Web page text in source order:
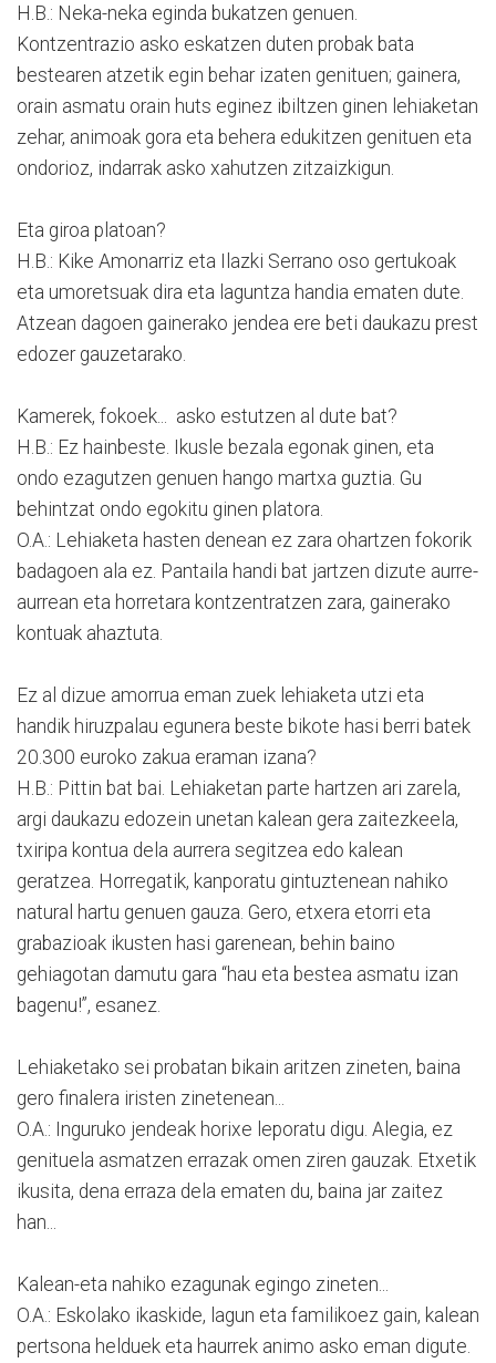
H.B.: Neka-neka eginda bukatzen genuen.
Kontzentrazio asko eskatzen duten probak bata
bestearen atzetik egin behar izaten genituen; gainera,
orain asmatu orain huts eginez ibiltzen ginen lehiaketan
zehar, animoak gora eta behera edukitzen genituen eta
ondorioz, indarrak asko xahutzen zitzaizkigun.
Eta giroa platoan?
H.B.: Kike Amonarriz eta Ilazki Serrano oso gertukoak
eta umoretsuak dira eta laguntza handia ematen dute.
Atzean dagoen gainerako jendea ere beti daukazu prest
edozer gauzetarako.
Kamerek, fokoek... asko estutzen al dute bat?
H.B.: Ez hainbeste. Ikusle bezala egonak ginen, eta
ondo ezagutzen genuen hango martxa guztia. Gu
behintzat ondo egokitu ginen platora.
O.A.: Lehiaketa hasten denean ez zara ohartzen fokorik
badagoen ala ez. Pantaila handi bat jartzen dizute aurre-
aurrean eta horretara kontzentratzen zara, gainerako
kontuak ahaztuta.
Ez al dizue amorrua eman zuek lehiaketa utzi eta
handik hiruzpalau egunera beste bikote hasi berri batek
20.300 euroko zakua eraman izana?
H.B.: Pittin bat bai. Lehiaketan parte hartzen ari zarela,
argi daukazu edozein unetan kalean gera zaitezkeela,
txiripa kontua dela aurrera segitzea edo kalean
geratzea. Horregatik, kanporatu gintuztenean nahiko
natural hartu genuen gauza. Gero, etxera etorri eta
grabazioak ikusten hasi garenean, behin baino
gehiagotan damutu gara “hau eta bestea asmatu izan
bagenu!”, esanez.
Lehiaketako sei probatan bikain aritzen zineten, baina
gero finalera iristen zinetenean...
O.A.: Inguruko jendeak horixe leporatu digu. Alegia, ez
genituela asmatzen errazak omen ziren gauzak. Etxetik
ikusita, dena erraza dela ematen du, baina jar zaitez
han...
Kalean-eta nahiko ezagunak egingo zineten...
O.A.: Eskolako ikaskide, lagun eta familikoez gain, kalean
pertsona helduek eta haurrek animo asko eman digute.